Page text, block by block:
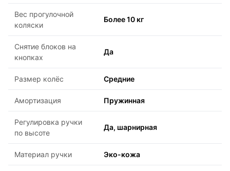
Вес прогулочной
коляски
Более 10 кг
Снятие блоков на
кнопках
Да
Размер колёс Средние
Амортизация Пружинная
Регулировка ручки
по высоте
Да, шарнирная
Материал ручки Эко-кожа